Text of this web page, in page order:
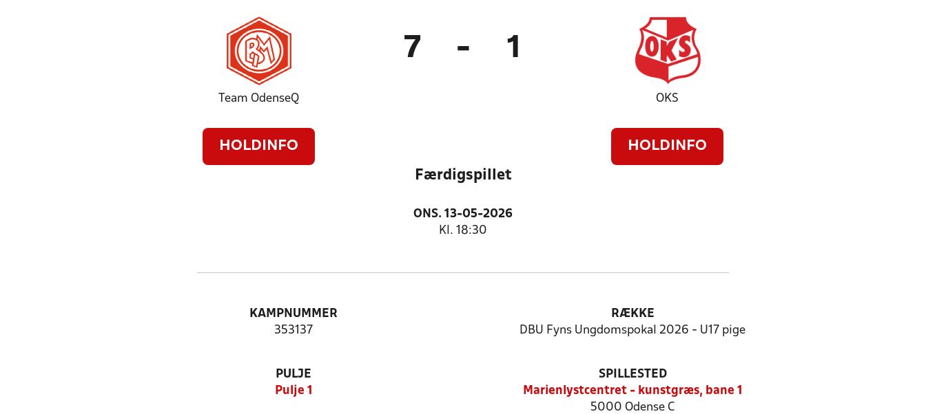
Team OdenseQ
HOLDINFO
7 - 1
OKS
HOLDINFO
Færdigspillet
ONS. 13-05-2026
Kl. 18:30
KAMPNUMMER
353137
RÆKKE
DBU Fyns Ungdomspokal 2026 - U17 pige
PULJE
Pulje 1
SPILLESTED
Marienlystcentret - kunstgræs, bane 1
5000 Odense C